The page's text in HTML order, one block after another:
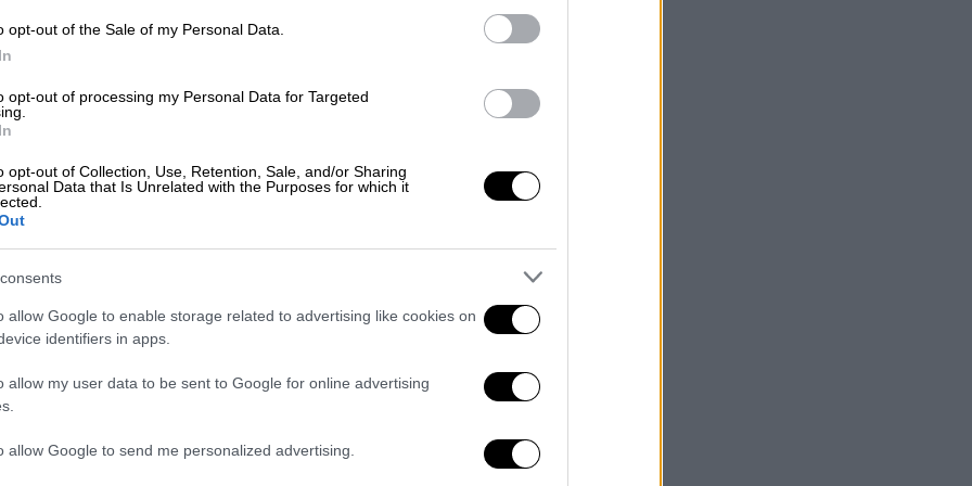
opt-out of the Sale of my Personal Data.
opt-out of processing my Personal Data for Targeted
opt-out of Collection, Use, Retention, Sale, and/or Sharing
Data that Is Unrelated with the Purposes for which it
allow Google to enable storage related to advertising like cookies on
identifiers in apps.
allow my user data to be sent to Google for online advertising
allow Google to send me personalized advertising.
Κόσμος|31.10.2019 23:29
Μπαγκντάντι
Κόσμος|31.10.2019 20:20
ISIS μετά τον θάνατο του Αλ
Μπαγκντάντι